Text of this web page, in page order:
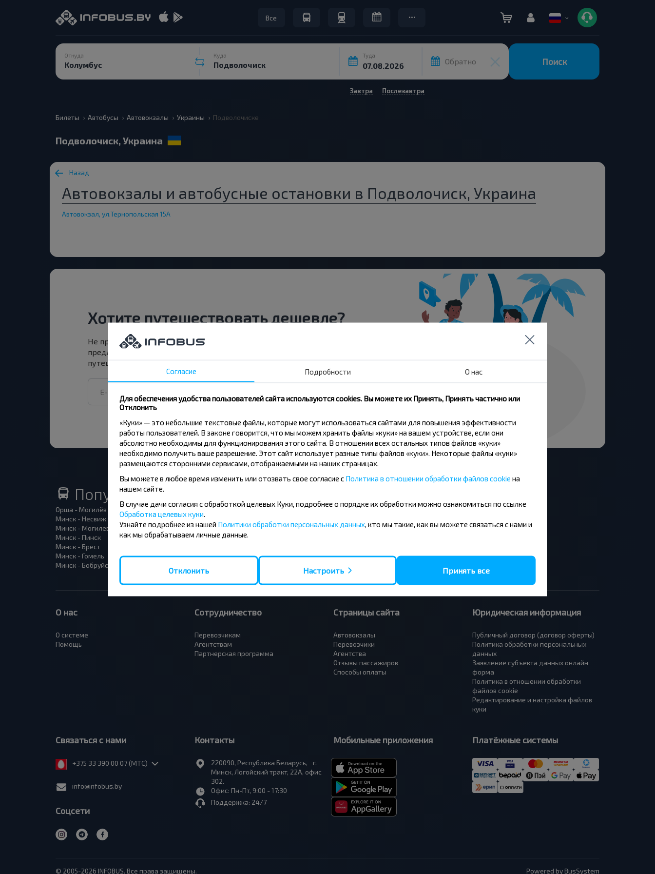
Все
Откуда Куда Туда
Обратно Поиск
Завтра Послезавтра
Билеты Автобусы Автовокзалы Украины Подволочиске
Подволочиск, Украина
Назад
Автовокзалы и автобусные остановки в Подволочиск, Украина
Автовокзал, ул.Тернопольская 15А
Хотите путешествовать дешевле?
Не пропусти специальные акции, скидки и другие интересные
предложения INFOBUS. Подпишись на получение новостей и
путешествуй с нами дешевле!
Популярные автобусные направления
Орша - Могилёв
Минск - Несвиж
Минск - Могилёв
Минск - Пинск
Минск - Брест
Минск - Гомель
Минск - Бобруйск
Минск - Барановичи
Гомель - Минск
Брест - Тересполь
Брест - Беловежская Пуща
Варшава - Минск
Вильнюс - Минск
Полоцк - Рига
Минск - Варшава
Москва - Барановичи
Брест - Люблин
О нас
О системе
Помощь
Сотрудничество
Перевозчикам
Агентствам
Партнерская программа
Страницы сайта
Автовокзалы
Перевозчики
Агентства
Отзывы пассажиров
Способы оплаты
Юридическая информация
Публичный договор (договор оферты)
Политика обработки персональных
данных
Заявление субъекта данных онлайн
форма
Политика в отношении обработки
файлов cookie
Редактирование и настройка файлов
куки
Связаться с нами
+375 33 390 00 07 (МТС)
info@infobus.by
Соцсети
Контакты
220090, Республика Беларусь, г.
Минск, Логойский тракт, 22А, офис
302.
Офис: Пн-Пт, 9:00 - 17:30
Поддержка: 24/7
Мобильные приложения Платёжные системы
© 2005-2026 INFOBUS. Все права защищены. Powered by BusSystem
Согласие Подробности О нас
Для обеспечения удобства пользователей сайта используются cookies. Вы можете их Принять, Принять частично или
Отклонить
«Куки» — это небольшие текстовые файлы, которые могут использоваться сайтами для повышения эффективности
работы пользователей. В законе говорится, что мы можем хранить файлы «куки» на вашем устройстве, если они
абсолютно необходимы для функционирования этого сайта. В отношении всех остальных типов файлов «куки»
необходимо получить ваше разрешение. Этот сайт использует разные типы файлов «куки». Некоторые файлы «куки»
размещаются сторонними сервисами, отображаемыми на наших страницах.
Вы можете в любое время изменить или отозвать свое согласие с Политика в отношении обработки файлов cookie на
нашем сайте.
В случае дачи согласия с обработкой целевых Куки, подробнее о порядке их обработки можно ознакомиться по ссылке
Обработка целевых куки
Узнайте подробнее из нашей Политики обработки персональных данных , кто мы такие, как вы можете связаться с нами и
как мы обрабатываем личные данные.
Отклонить Настроить Принять все